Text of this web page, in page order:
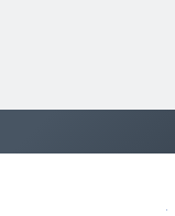
to